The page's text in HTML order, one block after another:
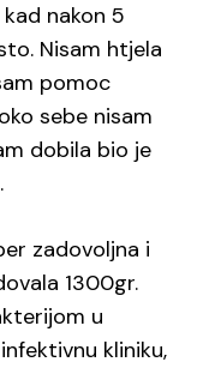
nakon 5
Nisam htjela
pomoc
sebe nisam
dobila bio je
zadovoljna i
1300gr.
u
kliniku,